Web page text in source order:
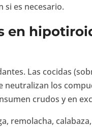
si es necesario.
en
Las cocidas
los
crudos y en
remolacha,